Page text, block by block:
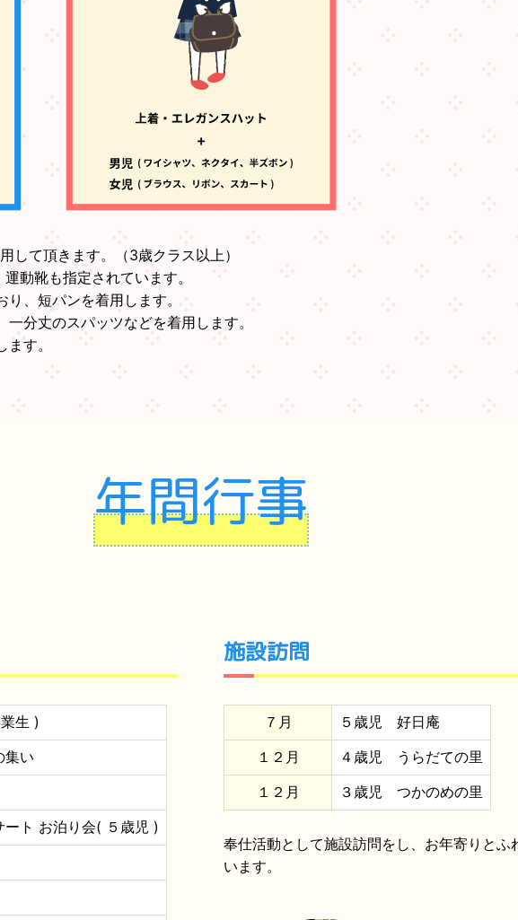
して頂きます。（3歳クラス以上）
動靴も指定されています。
、短パンを着用します。
分丈のスパッツなどを着用します。
す。
年間行事
生 )
集い
ト お泊り会( ５歳児 )
施設訪問
７月
５歳児 好日庵
１２月
４歳児 うらだての里
１２月
３歳児 つかのめの里
奉仕活動として施設訪問をし、お年寄りとふ
います。